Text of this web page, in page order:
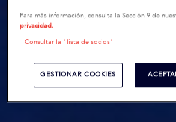
Para más información, consulta la Sección 9 de
privacidad.
Consultar la "lista de socios"
GESTIONAR COOKIES